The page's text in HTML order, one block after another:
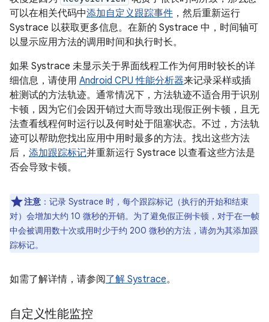
可以在相关代码中添加自定义跟踪事件 ，然后重新运行
Systrace 以获取更多信息。在新的 Systrace 中，时间轴可
以显示应用方法的调用时间和执行时长。
如果 Systrace 未显示关于界面线程工作为何用时较长的详
细信息，请使用 Android CPU 性能分析器来记录采样或插
桩测试的方法轨迹。通常情况下，方法轨迹不适合用于识别
卡顿，因为它们会因开销过大而导致出现假正例卡顿，且无
法查看线程何时运行以及何时处于阻塞状态。不过，方法轨
迹可以帮助您找出应用中用时最多的方法。找出这些方法
后， 添加跟踪标记并重新运行 Systrace 以查看这些方法是
否会导致卡顿。
注意 ：记录 Systrace 时，每个跟踪标记（执行的开始和结束
对）会增加大约 10 微秒的开销。为了避免假正例卡顿，对于在一帧
中会被调用数十次或用时少于约 200 微秒的方法，请勿为其添加跟
踪标记。
如需了解详情，请参阅了解 Systrace。
自定义性能监控